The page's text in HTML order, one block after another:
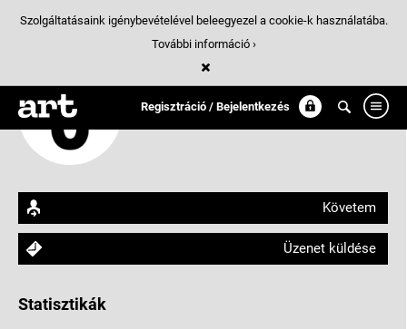
Regisztráció / Bejelentkezés
Classmate Studio
arthungry.com/classmate_studio
Követem
Üzenet küldése
Statisztikák
Szolgáltatásaink igénybevételével beleegyezel a cookie-k használatába.
További információ ›